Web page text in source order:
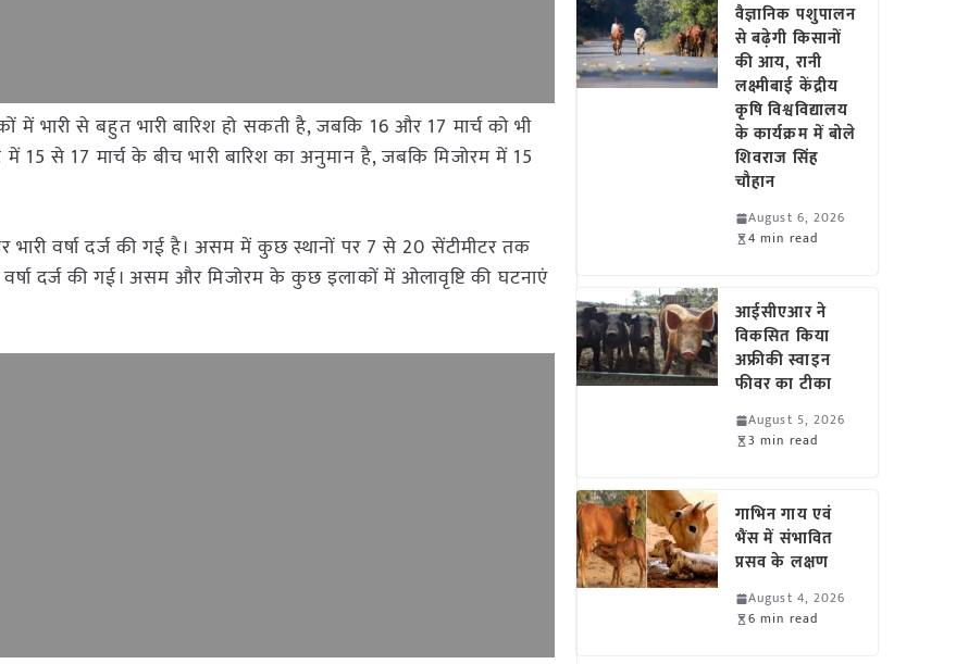
भारी से बहुत भारी बारिश हो सकती है, जबकि 16 और 17 मार्च को भी
में 15 से 17 मार्च के बीच भारी बारिश का अनुमान है, जबकि मिजोरम में 15
भारी वर्षा दर्ज की गई है। असम में कुछ स्थानों पर 7 से 20 सेंटीमीटर तक
दर्ज की गई। असम और मिजोरम के कुछ इलाकों में ओलावृष्टि की घटनाएं
वैज्ञानिक पशुपालन
से बढ़ेगी किसानों
की आय, रानी
लक्ष्मीबाई केंद्रीय
कृषि विश्वविद्यालय
के कार्यक्रम में बोले
शिवराज सिंह
चौहान
August 6, 2026
4 min read
आईसीएआर ने
विकसित किया
अफ्रीकी स्वाइन
फीवर का टीका
August 5, 2026
3 min read
गाभिन गाय एवं
भैंस में संभावित
प्रसव के लक्षण
August 4, 2026
6 min read